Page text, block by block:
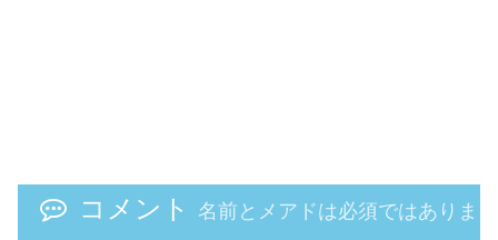
コメント 名前とメアドは必須ではありま